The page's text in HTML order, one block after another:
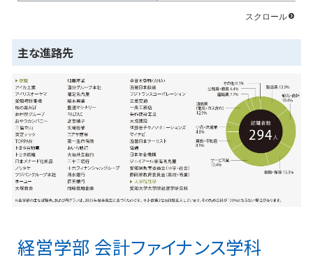
主な進路先
経営学部 会計ファイナンス学科